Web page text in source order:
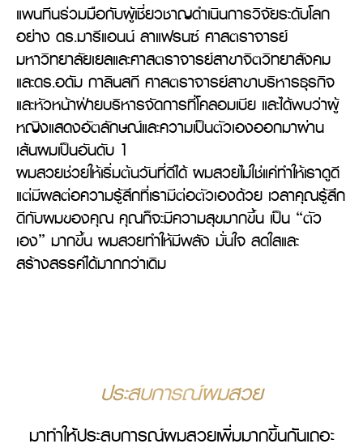
แพนทีนร่วมมือกับผู้เชี่ยวชาญดำเนินการวิจัยระดับโลก
อย่าง ดร.มารีแอนน์ ลาแฟรนซ์ ศาสตราจารย์
มหาวิทยาลัยเยลและศาสตราจารย์สาขาจิตวิทยาสังคม
และดร.อดัม กาลินสกี ศาสตราจารย์สาขาบริหารธุรกิจ
และหัวหน้าฝ่ายบริหารจัดการที่โคลอมเบีย และได้พบว่าผู้
หญิงแสดงอัตลักษณ์และความเป็นตัวเองออกมาผ่าน
เส้นผมเป็นอันดับ 1
ผมสวยช่วยให้เริ่มต้นวันที่ดีได้ ผมสวยไม่ใช่แค่ทำให้เราดูดี
แต่มีผลต่อความรู้สึกที่เรามีต่อตัวเองด้วย เวลาคุณรู้สึก
ดีกับผมของคุณ คุณก็จะมีความสุขมากขึ้น เป็น “ตัว
เอง” มากขึ้น ผมสวยทำให้มีพลัง มั่นใจ สดใสและ
สร้างสรรค์ได้มากกว่าเดิม
ประสบการณ์ผมสวย
มาทำให้ประสบการณ์ผมสวยเพิ่มมากขึ้นกันเถอะ